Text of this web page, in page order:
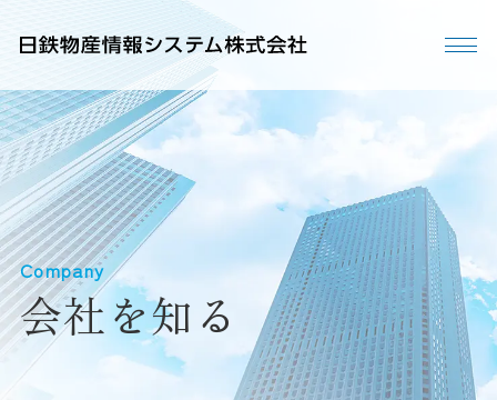
Company
会社を知る